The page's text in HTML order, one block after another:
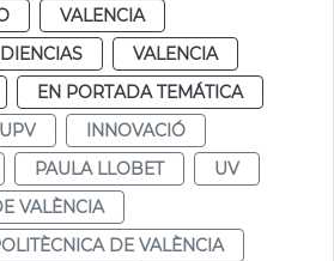
VALENCIA
VALENCIA
EN PORTADA TEMÁTICA
UPV
INNOVACIÓ
PAULA LLOBET
UV
VALÈNCIA
DE VALÈNCIA